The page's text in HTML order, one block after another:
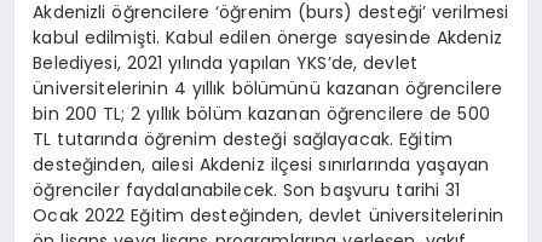
Akdenizli öğrencilere ‘öğrenim (burs) desteği’ verilmesi
kabul edilmişti. Kabul edilen önerge sayesinde Akdeniz
Belediyesi, 2021 yılında yapılan YKS’de, devlet
üniversitelerinin 4 yıllık bölümünü kazanan öğrencilere
bin 200 TL; 2 yıllık bölüm kazanan öğrencilere de 500
TL tutarında öğrenim desteği sağlayacak. Eğitim
desteğinden, ailesi Akdeniz ilçesi sınırlarında yaşayan
öğrenciler faydalanabilecek. Son başvuru tarihi 31
Ocak 2022 Eğitim desteğinden, devlet üniversitelerinin